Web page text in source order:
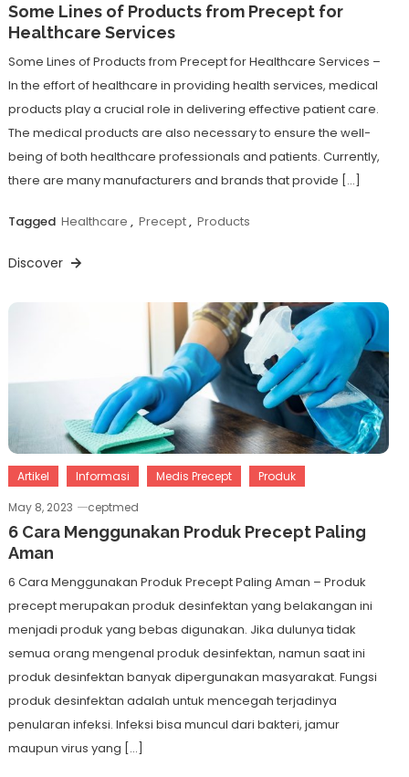
Some Lines of Products from Precept for
Healthcare Services
Some Lines of Products from Precept for Healthcare Services –
In the effort of healthcare in providing health services, medical
products play a crucial role in delivering effective patient care.
The medical products are also necessary to ensure the well-
being of both healthcare professionals and patients. Currently,
there are many manufacturers and brands that provide […]
Tagged Healthcare , Precept, Products
Discover
Artikel Informasi Medis Precept
Produk
May 8, 2023
ceptmed
6 Cara Menggunakan Produk Precept Paling
Aman
6 Cara Menggunakan Produk Precept Paling Aman – Produk
precept merupakan produk desinfektan yang belakangan ini
menjadi produk yang bebas digunakan. Jika dulunya tidak
semua orang mengenal produk desinfektan, namun saat ini
produk desinfektan banyak dipergunakan masyarakat. Fungsi
produk desinfektan adalah untuk mencegah terjadinya
penularan infeksi. Infeksi bisa muncul dari bakteri, jamur
maupun virus yang […]